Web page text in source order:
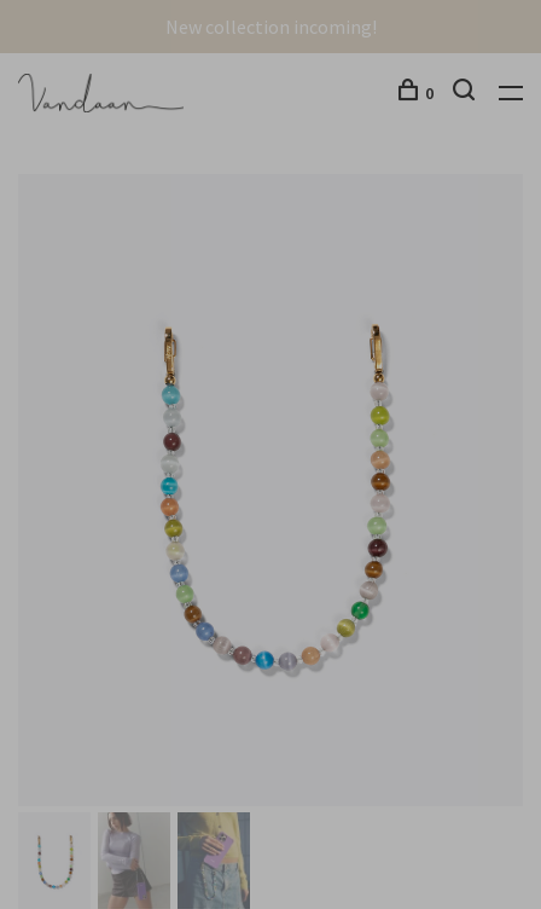
New collection incoming!
0